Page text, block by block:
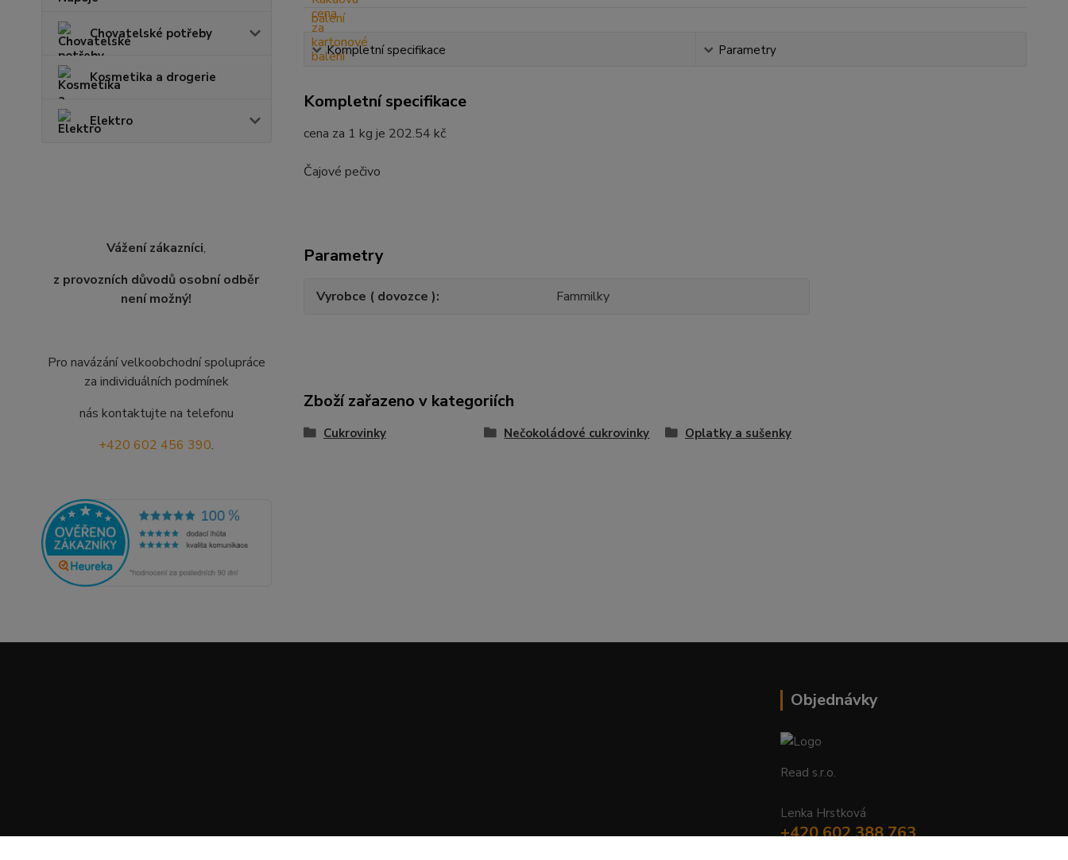
Chovatelské potřeby
Kosmetika a drogerie
Elektro
Vážení zákazníci,
z provozních důvodů osobní odběr
není možný!
Pro navázání velkoobchodní spolupráce
za individuálních podmínek
nás kontaktujte na telefonu
+420 602 456 390.
Kompletní specifikace Parametry
Kompletní specifikace
cena za 1 kg je 202.54 kč
Čajové pečivo
Parametry
Vyrobce ( dovozce ) Fammilky
Zboží zařazeno v kategoriích
Cukrovinky Nečokoládové cukrovinky Oplatky a sušenky
Objednávky
Read s.r.o.
Lenka Hrstková
+420 602 388 763